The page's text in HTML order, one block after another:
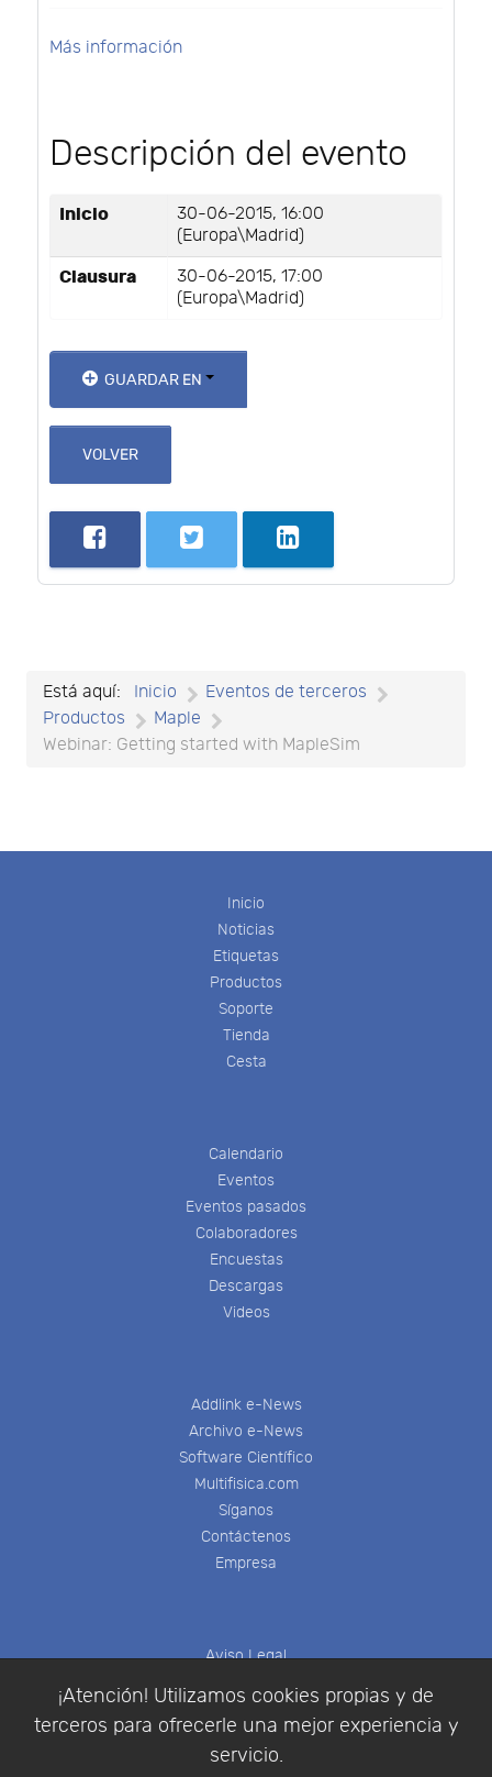
¡Atención! Utilizamos cookies propias y de
terceros para ofrecerle una mejor experiencia y
servicio.
Más información
Descripción del evento
Inicio
30-06-2015, 16:00
(Europa\Madrid)
Clausura
30-06-2015, 17:00
(Europa\Madrid)
GUARDAR EN
VOLVER
Está aquí: Inicio
Eventos de terceros
Productos
Maple
Webinar: Getting started with MapleSim
Inicio
Noticias
Etiquetas
Productos
Soporte
Tienda
Cesta
Calendario
Eventos
Eventos pasados
Colaboradores
Encuestas
Descargas
Videos
Addlink e-News
Archivo e-News
Software Científico
Multifisica.com
Síganos
Contáctenos
Empresa
Aviso Legal
Política de Privacidad
Condiciones de compra
Identificarse